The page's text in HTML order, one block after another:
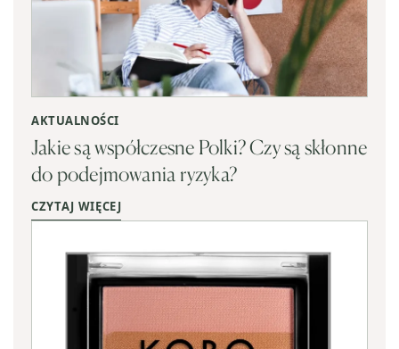
AKTUALNOŚCI
Jakie są współczesne Polki? Czy są skłonne
do podejmowania ryzyka?
CZYTAJ WIĘCEJ